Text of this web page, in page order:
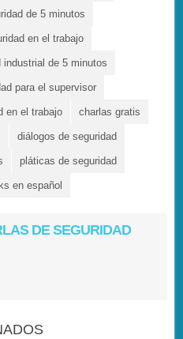
de 5 minutos
en el trabajo
industrial de 5 minutos
para el supervisor
en el trabajo charlas gratis
diálogos de seguridad
pláticas de seguridad
en español
DE SEGURIDAD